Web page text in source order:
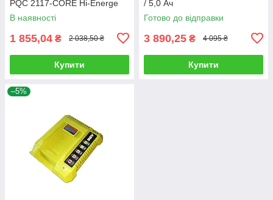
PQC 2117-CORE Hi-Energe
В наявності
1 855,04 ₴ 2 038,50 ₴
Купити
/ 5,0 Ач
Готово до відправки
3 890,25 ₴ 4 095 ₴
Купити
–5%